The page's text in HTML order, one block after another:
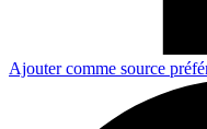
Ajouter comme source